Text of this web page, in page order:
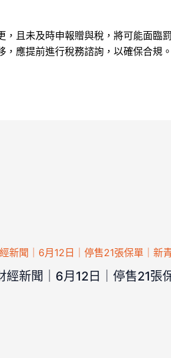
且未及時申報贈與稅，將可能面臨
應提前進行稅務諮詢，以確保合規
經新聞｜6月12日｜停售21張